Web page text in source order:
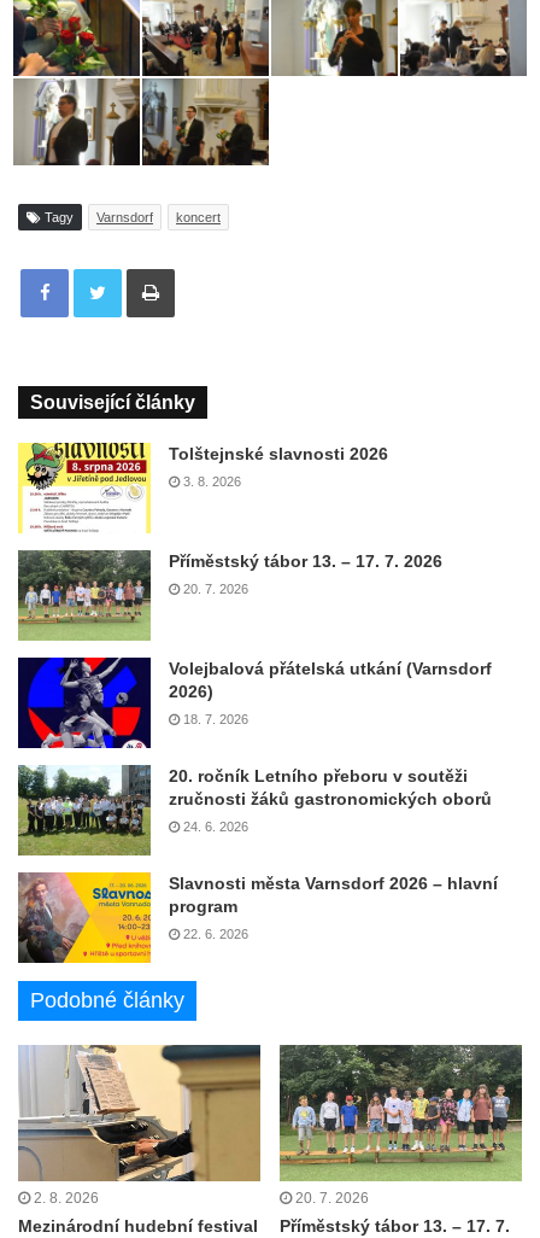
Tagy Varnsdorf koncert
Tisknout
Související články
Tolštejnské slavnosti 2026
3. 8. 2026
Příměstský tábor 13. – 17. 7. 2026
20. 7. 2026
Volejbalová přátelská utkání (Varnsdorf
2026)
18. 7. 2026
20. ročník Letního přeboru v soutěži
zručnosti žáků gastronomických oborů
24. 6. 2026
Slavnosti města Varnsdorf 2026 – hlavní
program
22. 6. 2026
Podobné články
2. 8. 2026
Mezinárodní hudební festival
20. 7. 2026
Příměstský tábor 13. – 17. 7.